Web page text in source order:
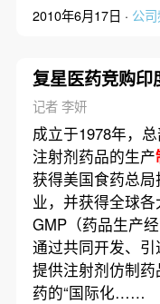
2010年6月17日 · 公
复星医药竞购印
记者 李妍
成立于1978年，
注射剂药品的生产
获得美国食药总
业，并获得全球
GMP（药品生产
通过共同开发、
提供注射剂仿制药
药的“国际化……